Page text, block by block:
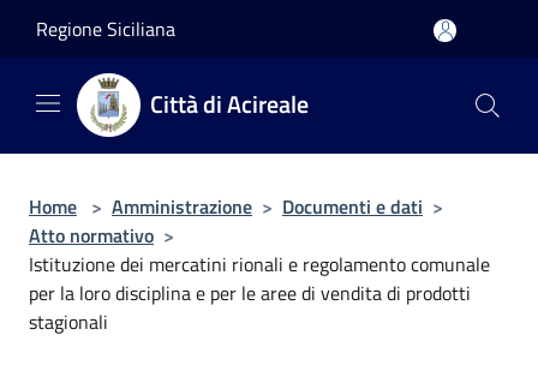
Regione Siciliana
Città di Acireale
Home > Amministrazione > Documenti e dati >
Atto normativo >
Istituzione dei mercatini rionali e regolamento comunale
per la loro disciplina e per le aree di vendita di prodotti
stagionali